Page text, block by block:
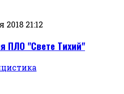
21:12
ПЛО "Свете Тихий"